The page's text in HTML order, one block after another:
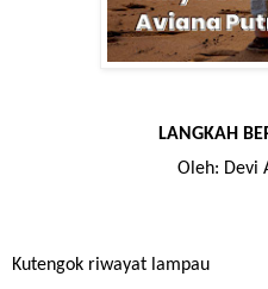
LANGKAH
Oleh: Devi
Kutengok riwayat lampau